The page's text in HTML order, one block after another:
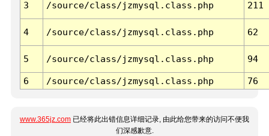
3 /source/class/jzmysql.class.php 211
4 /source/class/jzmysql.class.php 62
5 /source/class/jzmysql.class.php 94
6 /source/class/jzmysql.class.php 76
www.365jz.com 已经将此出错信息详细记录, 由此给您带来的访问不便我
们深感歉意.